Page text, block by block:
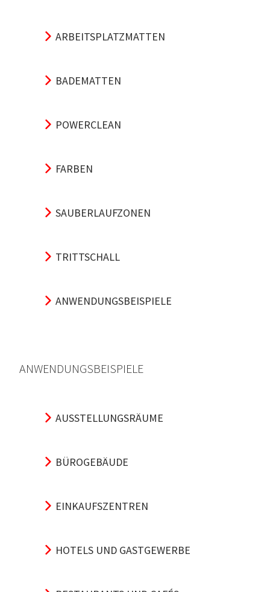
ARBEITSPLATZMATTEN
BADEMATTEN
POWERCLEAN
FARBEN
SAUBERLAUFZONEN
TRITTSCHALL
ANWENDUNGSBEISPIELE
ANWENDUNGSBEISPIELE
AUSSTELLUNGSRÄUME
BÜROGEBÄUDE
EINKAUFSZENTREN
HOTELS UND GASTGEWERBE